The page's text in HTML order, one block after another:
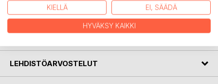
samalla fiktiivinen ja tosi, surullinen ja toivoa antava.
LEHDISTÖARVOSTELUT
KIELLÄ EI, SÄÄDÄ
HYVÄKSY KAIKKI